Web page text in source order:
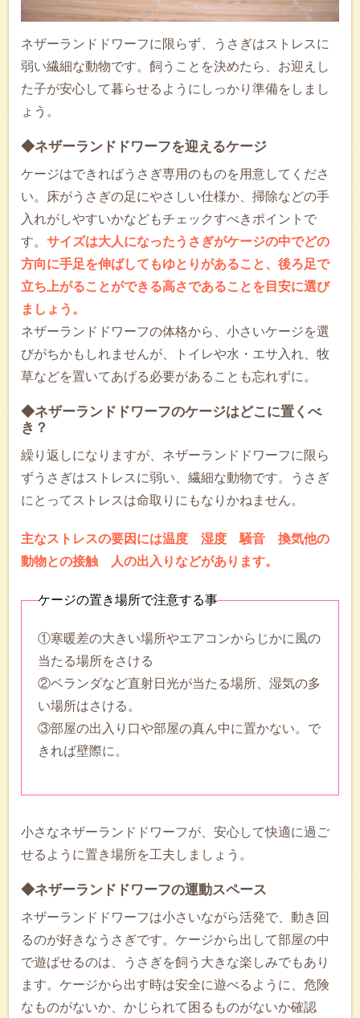
ネザーランドドワーフに限らず、うさぎはストレスに
弱い繊細な動物です。飼うことを決めたら、お迎えし
た子が安心して暮らせるようにしっかり準備をしまし
ょう。
◆ネザーランドドワーフを迎えるケージ
ケージはできればうさぎ専用のものを用意してくださ
い。床がうさぎの足にやさしい仕様か、掃除などの手
入れがしやすいかなどもチェックすべきポイントで
す。 サイズは大人になったうさぎがケージの中でどの
方向に手足を伸ばしてもゆとりがあること、後ろ足で
立ち上がることができる高さであることを目安に選び
ましょう。
ネザーランドドワーフの体格から、小さいケージを選
びがちかもしれませんが、トイレや水・エサ入れ、牧
草などを置いてあげる必要があることも忘れずに。
◆ネザーランドドワーフのケージはどこに置くべ
き？
繰り返しになりますが、ネザーランドドワーフに限ら
ずうさぎはストレスに弱い、繊細な動物です。うさぎ
にとってストレスは命取りにもなりかねません。
主なストレスの要因には温度 湿度 騒音 換気他の
動物との接触 人の出入りなどがあります。
ケージの置き場所で注意する事
①寒暖差の大きい場所やエアコンからじかに風の
当たる場所をさける
②ベランダなど直射日光が当たる場所、湿気の多
い場所はさける。
③部屋の出入り口や部屋の真ん中に置かない。で
きれば壁際に。
小さなネザーランドドワーフが、安心して快適に過ご
せるように置き場所を工夫しましょう。
◆ネザーランドドワーフの運動スペース
ネザーランドドワーフは小さいながら活発で、動き回
るのが好きなうさぎです。ケージから出して部屋の中
で遊ばせるのは、うさぎを飼う大きな楽しみでもあり
ます。ケージから出す時は安全に遊べるように、危険
なものがないか、かじられて困るものがないか確認